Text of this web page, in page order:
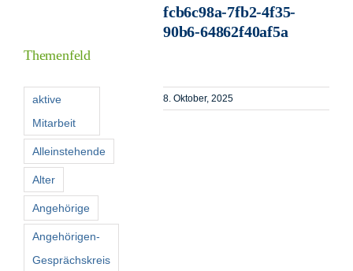
Kontakt
Suche
nach:
fcb6c98a-7fb2-4f35-
90b6-64862f40af5a
8. Oktober, 2025
Themenfeld
aktive
Mitarbeit
Alleinstehende
Alter
Angehörige
Angehörigen-
Gesprächskreis